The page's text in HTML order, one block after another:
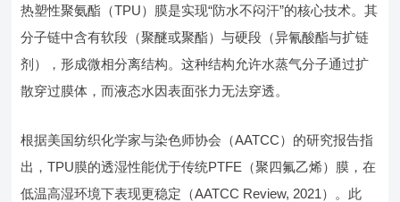
热塑性聚氨酯（TPU）膜是实现“防水不闷汗”的核心技术。其
分子链中含有软段（聚醚或聚酯）与硬段（异氰酸酯与扩链
剂），形成微相分离结构。这种结构允许水蒸气分子通过扩
散穿过膜体，而液态水因表面张力无法穿透。
根据美国纺织化学家与染色师协会（AATCC）的研究报告指
出，TPU膜的透湿性能优于传统PTFE（聚四氟乙烯）膜，在
低温高湿环境下表现更稳定（AATCC Review, 2021）。此